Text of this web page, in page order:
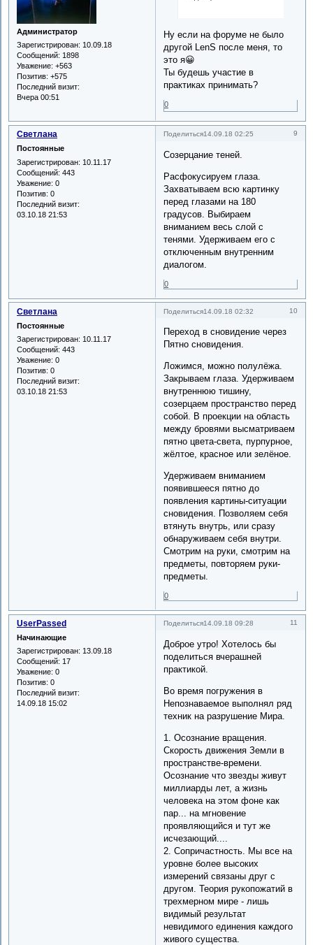
Администратор
Зарегистрирован: 10.09.18
Сообщений: 1898
Уважение: +563
Позитив: +575
Последний визит:
Вчера 00:51
Ну если на форуме не было
другой LenS после меня, то
это я😀
Ты будешь участие в
практиках принимать?
0
Поделиться 9
14.09.18 02:25
Светлана
Постоянные
Зарегистрирован: 10.11.17
Сообщений: 443
Уважение: 0
Позитив: 0
Последний визит:
03.10.18 21:53
Созерцание теней.
Расфокусируем глаза.
Захватываем всю картинку
перед глазами на 180
градусов. Выбираем
вниманием весь слой с
тенями. Удерживаем его с
отключенным внутренним
диалогом.
0
Поделиться 10
14.09.18 02:32
Светлана
Постоянные
Зарегистрирован: 10.11.17
Сообщений: 443
Уважение: 0
Позитив: 0
Последний визит:
03.10.18 21:53
Переход в сновидение через
Пятно сновидения.
Ложимся, можно полулёжа.
Закрываем глаза. Удерживаем
внутреннюю тишину,
созерцаем пространство перед
собой. В проекции на область
между бровями высматриваем
пятно цвета-света, пурпурное,
жёлтое, красное или зелёное.
Удерживаем вниманием
появившееся пятно до
появления картины-ситуации
сновидения. Позволяем себя
втянуть внутрь, или сразу
обнаруживаем себя внутри.
Смотрим на руки, смотрим на
предметы, повторяем руки-
предметы.
0
Поделиться 11
14.09.18 09:28
UserPassed
Начинающие
Зарегистрирован: 13.09.18
Сообщений: 17
Уважение: 0
Позитив: 0
Последний визит:
14.09.18 15:02
Доброе утро! Хотелось бы
поделиться вчерашней
практикой.
Во время погружения в
Непознаваемое выполнял ряд
техник на разрушение Мира.
1. Осознание вращения.
Скорость движения Земли в
пространстве-времени.
Осознание что звезды живут
миллиарды лет, а жизнь
человека на этом фоне как
пар... на мгновение
проявляющийся и тут же
исчезающий....
2. Сопричастность. Мы все на
уровне более высоких
измерений связаны друг с
другом. Теория рукопожатий в
трехмерном мире - лишь
видимый результат
невидимого единения каждого
живого существа.